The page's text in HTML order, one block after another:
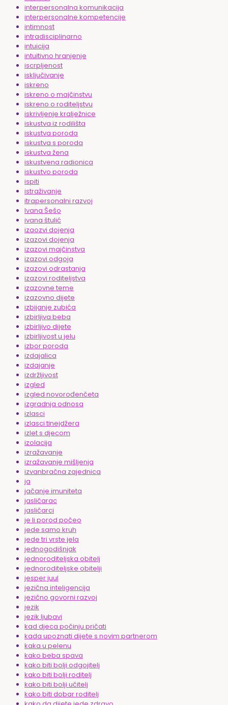
interpersonalna komunikacija
interpersonalne kompetencije
intimnost
intradisciplinarno
intuicija
intuitivno hranjenje
iscrpljenost
isključivanje
iskreno
iskreno o majčinstvu
iskreno o roditeljstvu
iskrivljenje kralježnice
iskustva iz rodilišta
iskustva poroda
iskustva s poroda
iskustva žena
iskustvena radionica
iskustvo poroda
ispiti
istraživanje
itrapersonalni razvoj
Ivana Šešo
ivana štulić
izaozvi dojenja
izazovi dojenja
izazovi majčinstva
izazovi odgoja
izazovi odrastanja
izazovi roditeljstva
izazovne teme
izazovno dijete
izbijanje zubića
izbirljiva beba
izbirljivo dijete
izbirljivost u jelu
izbor poroda
izdajalica
izdajanje
izdržljivost
izgled
izgled novorođenčeta
izgradnja odnosa
izlasci
izlasci tinejdžera
izlet s djecom
izolacija
izražavanje
izražavanje mišljenja
izvanbračna zajednica
ja
jačanje imuniteta
jasličarac
jasličarci
je li porod počeo
jede samo kruh
jede tri vrste jela
jednogodišnjak
jednoroditeljska obitelj
jednoroditeljske obitelji
jesper juul
jezična inteligencija
jezično govorni razvoj
jezik
jezik ljubavi
kad djeca počinju pričati
kada upoznati dijete s novim partnerom
kaka u pelenu
kako beba spava
kako biti bolji odgojitelj
kako biti bolji roditelj
kako biti bolji učitelj
kako biti dobar roditelj